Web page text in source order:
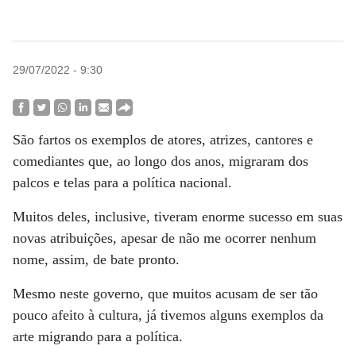
29/07/2022 - 9:30
São fartos os exemplos de atores, atrizes, cantores e
comediantes que, ao longo dos anos, migraram dos
palcos e telas para a política nacional.
Muitos deles, inclusive, tiveram enorme sucesso em suas
novas atribuições, apesar de não me ocorrer nenhum
nome, assim, de bate pronto.
Mesmo neste governo, que muitos acusam de ser tão
pouco afeito à cultura, já tivemos alguns exemplos da
arte migrando para a política.